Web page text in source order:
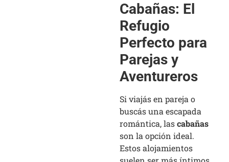
Cabañas: El
Refugio
Perfecto para
Parejas y
Aventureros
Si viajás en pareja o
buscás una escapada
romántica, lascabañas
son la opción ideal.
Estos alojamientos